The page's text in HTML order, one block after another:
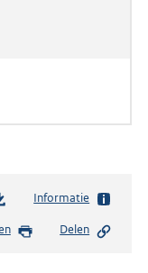
Informatie
Delen